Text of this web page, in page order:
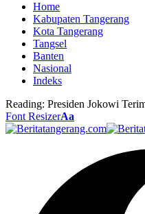
Home
Kabupaten Tangerang
Kota Tangerang
Tangsel
Banten
Nasional
Indeks
Reading: Presiden Jokowi
Font ResizerAa